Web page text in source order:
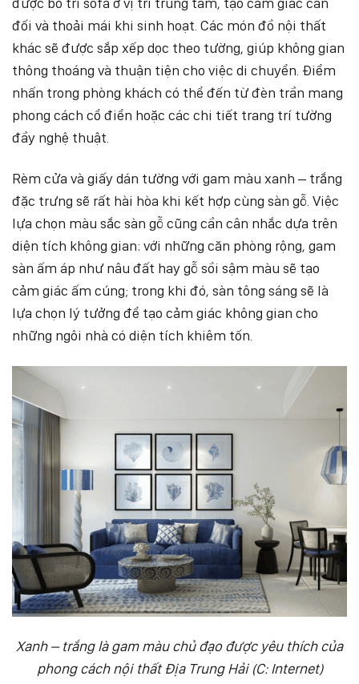
đối và thoải mái khi sinh hoạt. Các món đồ nội thất
khác sẽ được sắp xếp dọc theo tường, giúp không gian
thông thoáng và thuận tiện cho việc di chuyển. Điểm
nhấn trong phòng khách có thể đến từ đèn trần mang
phong cách cổ điển hoặc các chi tiết trang trí tường
đầy nghệ thuật.
Rèm cửa và giấy dán tường với gam màu xanh – trắng
đặc trưng sẽ rất hài hòa khi kết hợp cùng sàn gỗ. Việc
lựa chọn màu sắc sàn gỗ cũng cần cân nhắc dựa trên
diện tích không gian: với những căn phòng rộng, gam
sàn ấm áp như nâu đất hay gỗ sồi sậm màu sẽ tạo
cảm giác ấm cúng; trong khi đó, sàn tông sáng sẽ là
lựa chọn lý tưởng để tạo cảm giác không gian cho
những ngôi nhà có diện tích khiêm tốn.
Xanh – trắng là gam màu chủ đạo được yêu thích của
phong cách nội thất Địa Trung Hải (C: Internet)